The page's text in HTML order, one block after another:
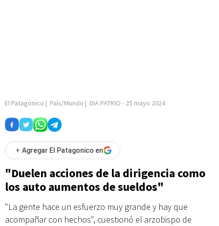
El Patagónico | País/Mundo | DIA PATRIO - 25 mayo 2024
+ Agregar El Patagonico en
"Duelen acciones de la dirigencia como
los auto aumentos de sueldos"
"La gente hace un esfuerzo muy grande y hay que
acompañar con hechos", cuestionó el arzobispo de